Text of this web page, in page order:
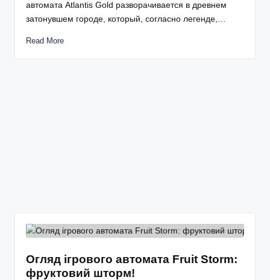
автомата Atlantis Gold разворачивается в древнем
затонувшем городе, который, согласно легенде,…
Read More
Огляд ігрового автомата Fruit Storm:
фруктовий шторм!